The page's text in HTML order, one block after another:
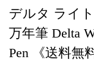
デルタ ライ
万年筆 Delta
Pen 《送料無